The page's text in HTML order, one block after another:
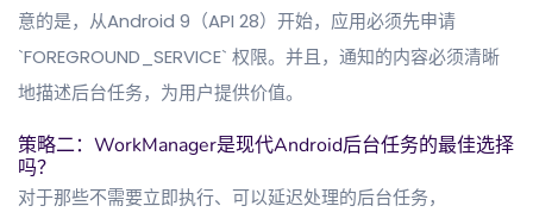
意的是，从Android 9（API 28）开始，应用必须先申请
`FOREGROUND_SERVICE` 权限。并且，通知的内容必须清晰
地描述后台任务，为用户提供价值。
策略二：WorkManager是现代Android后台任务的最佳选择
吗？
对于那些不需要立即执行、可以延迟处理的后台任务，